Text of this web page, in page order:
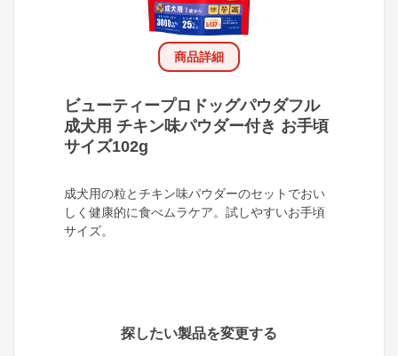
商品詳細
ビューティープロドッグパウダフル
成犬用 チキン味パウダー付き お手頃
サイズ102g
成犬用の粒とチキン味パウダーのセットでおい
しく健康的に食べムラケア。試しやすいお手頃
サイズ。
探したい製品を変更する